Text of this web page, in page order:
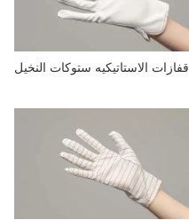
مقاطع الفيديو
قفازات الاستاتيكيه ستوكات النخيل